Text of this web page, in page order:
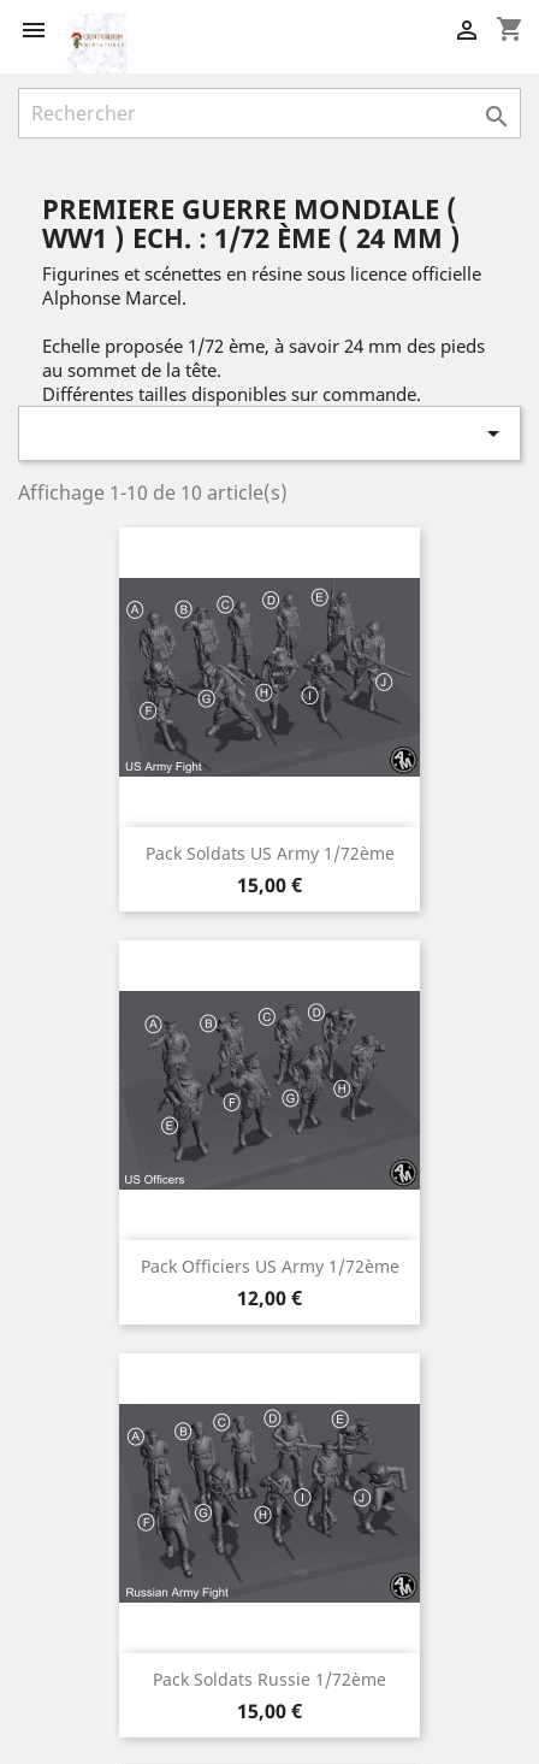
 shopping_cart


PREMIERE GUERRE MONDIALE (
WW1 ) ECH. : 1/72 ÈME ( 24 MM )
Figurines et scénettes en résine sous licence officielle
Alphonse Marcel.
Echelle proposée 1/72 ème, à savoir 24 mm des pieds
au sommet de la tête.
Différentes tailles disponibles sur commande.

Affichage 1-10 de 10 article(s)
Pack Soldats US Army 1/72ème
Prix
15,00 €
Pack Officiers US Army 1/72ème
Prix
12,00 €
Pack Soldats Russie 1/72ème
Prix
15,00 €